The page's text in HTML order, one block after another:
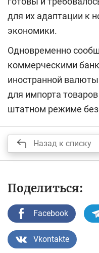
для их адаптации к
экономики.
Одновременно
коммерческими
иностранной
для импорта
штатном режиме без
Назад к списку
Поделиться:
Facebook
Vkontakte